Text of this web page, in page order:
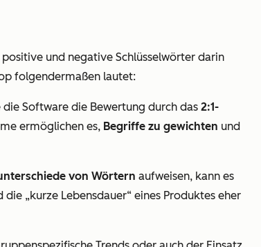
und negative Schlüsselwörter darin
folgendermaßen lautet:
die Software die Bewertung durch das 2:1-
ermöglichen es, Begriffe zu gewichten und
von Wörtern aufweisen, kann es
die „kurze Lebensdauer“ eines Produktes eher